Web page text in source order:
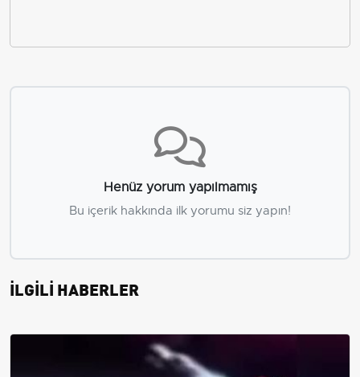
Henüz yorum yapılmamış
Bu içerik hakkında ilk yorumu siz yapın!
İLGİLİ HABERLER